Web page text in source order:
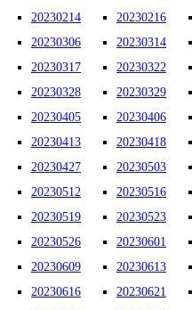
20230214 20230216
20230306
20230314
20230317
20230322
20230328
20230329
20230405
20230406
20230413
20230418
20230427
20230503
20230512
20230516
20230519
20230523
20230526
20230601
20230609
20230613
20230616
20230621